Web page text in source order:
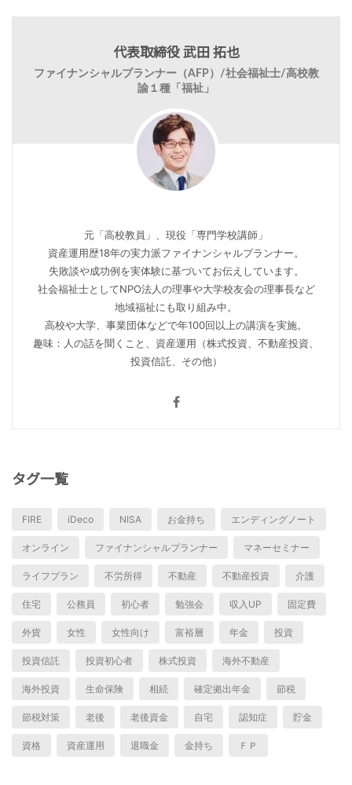
代表取締役 武田 拓也
ファイナンシャルプランナー（AFP）/社会福祉士/高校教
諭１種「福祉」
元「高校教員」、現役「専門学校講師」
資産運用歴18年の実力派ファイナンシャルプランナー。
失敗談や成功例を実体験に基づいてお伝えしています。
社会福祉士としてNPO法人の理事や大学校友会の理事長など
地域福祉にも取り組み中。
高校や大学、事業団体などで年100回以上の講演を実施。
趣味：人の話を聞くこと、資産運用（株式投資、不動産投資、
投資信託、その他）
タグ一覧
FIRE iDeco NISA お金持ち エンディングノート
オンライン ファイナンシャルプランナー マネーセミナー
ライフプラン 不労所得 不動産 不動産投資 介護
住宅 公務員 初心者 勉強会 収入UP 固定費
外貨 女性 女性向け 富裕層 年金 投資
投資信託 投資初心者 株式投資 海外不動産
海外投資 生命保険 相続 確定拠出年金 節税
節税対策 老後 老後資金 自宅 認知症 貯金
資格 資産運用 退職金 金持ち ＦＰ